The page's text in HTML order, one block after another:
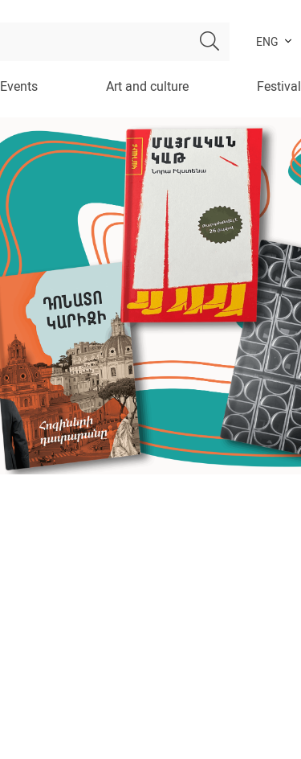
ENG
Events Art and culture Festival